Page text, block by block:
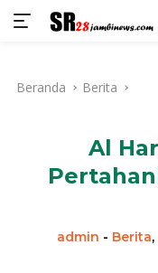
kontenBeranda Berita
Al
admin - Berita,